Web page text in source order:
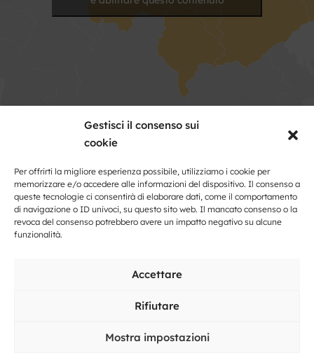
Gestisci il consenso sui
cookie
Per offrirti la migliore esperienza possibile, utilizziamo i cookie per
memorizzare e/o accedere alle informazioni del dispositivo. Il consenso a
queste tecnologie ci consentirà di elaborare dati, come il comportamento
di navigazione o ID univoci, su questo sito web. Il mancato consenso o la
revoca del consenso potrebbero avere un impatto negativo su alcune
funzionalità.
Accettare
Rifiutare
Mostra impostazioni
Nome
e
cognome
Indirizzo